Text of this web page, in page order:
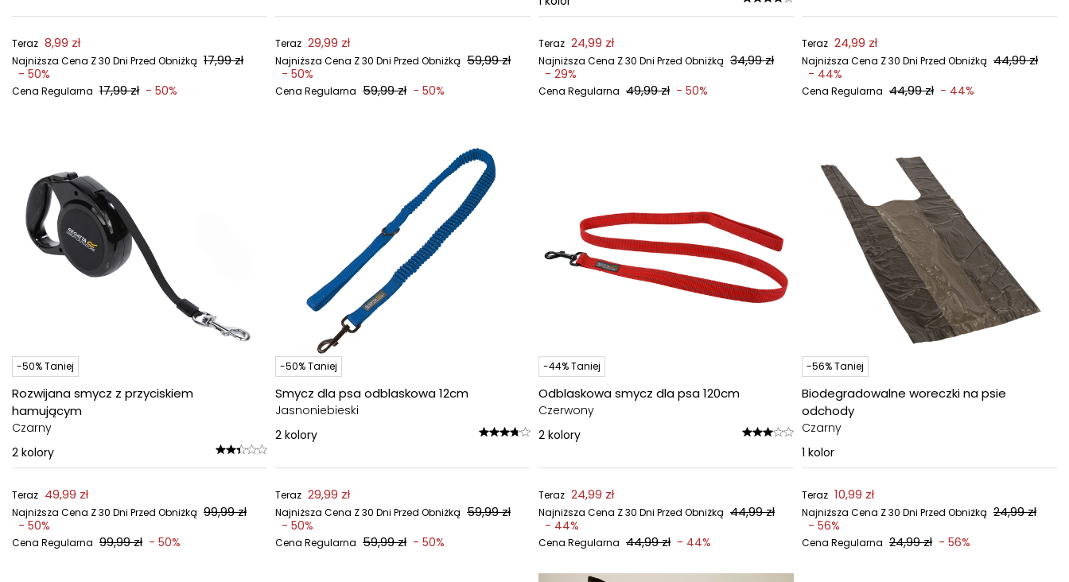
Teraz 8,99 zł
Najniższa Cena Z 30 Dni Przed Obniżką 17,99 zł
- 50%
Cena Regularna 17,99 zł - 50%
Teraz 29,99 zł
Najniższa Cena Z 30 Dni Przed Obniżką 59,99 zł
- 50%
Cena Regularna 59,99 zł - 50%
Teraz 24,99 zł
Najniższa Cena Z 30 Dni Przed Obniżką 34,99 zł
- 29%
Cena Regularna 49,99 zł - 50%
Teraz 24,99 zł
Najniższa Cena Z 30 Dni Przed Obniżką 44,99 zł
- 44%
Cena Regularna 44,99 zł - 44%
-50% Taniej
Rozwijana smycz z przyciskiem
hamującym
Czarny
2 kolory
Teraz 49,99 zł
Najniższa Cena Z 30 Dni Przed Obniżką 99,99 zł
- 50%
Cena Regularna 99,99 zł - 50%
-50% Taniej
Smycz dla psa odblaskowa 12cm
Jasnoniebieski
2 kolory
Teraz 29,99 zł
Najniższa Cena Z 30 Dni Przed Obniżką 59,99 zł
- 50%
Cena Regularna 59,99 zł - 50%
-44% Taniej
Odblaskowa smycz dla psa 120cm
Czerwony
2 kolory
Teraz 24,99 zł
Najniższa Cena Z 30 Dni Przed Obniżką 44,99 zł
- 44%
Cena Regularna 44,99 zł - 44%
-56% Taniej
Biodegradowalne woreczki na psie
odchody
Czarny
1 kolor
Teraz 10,99 zł
Najniższa Cena Z 30 Dni Przed Obniżką 24,99 zł
- 56%
Cena Regularna 24,99 zł - 56%